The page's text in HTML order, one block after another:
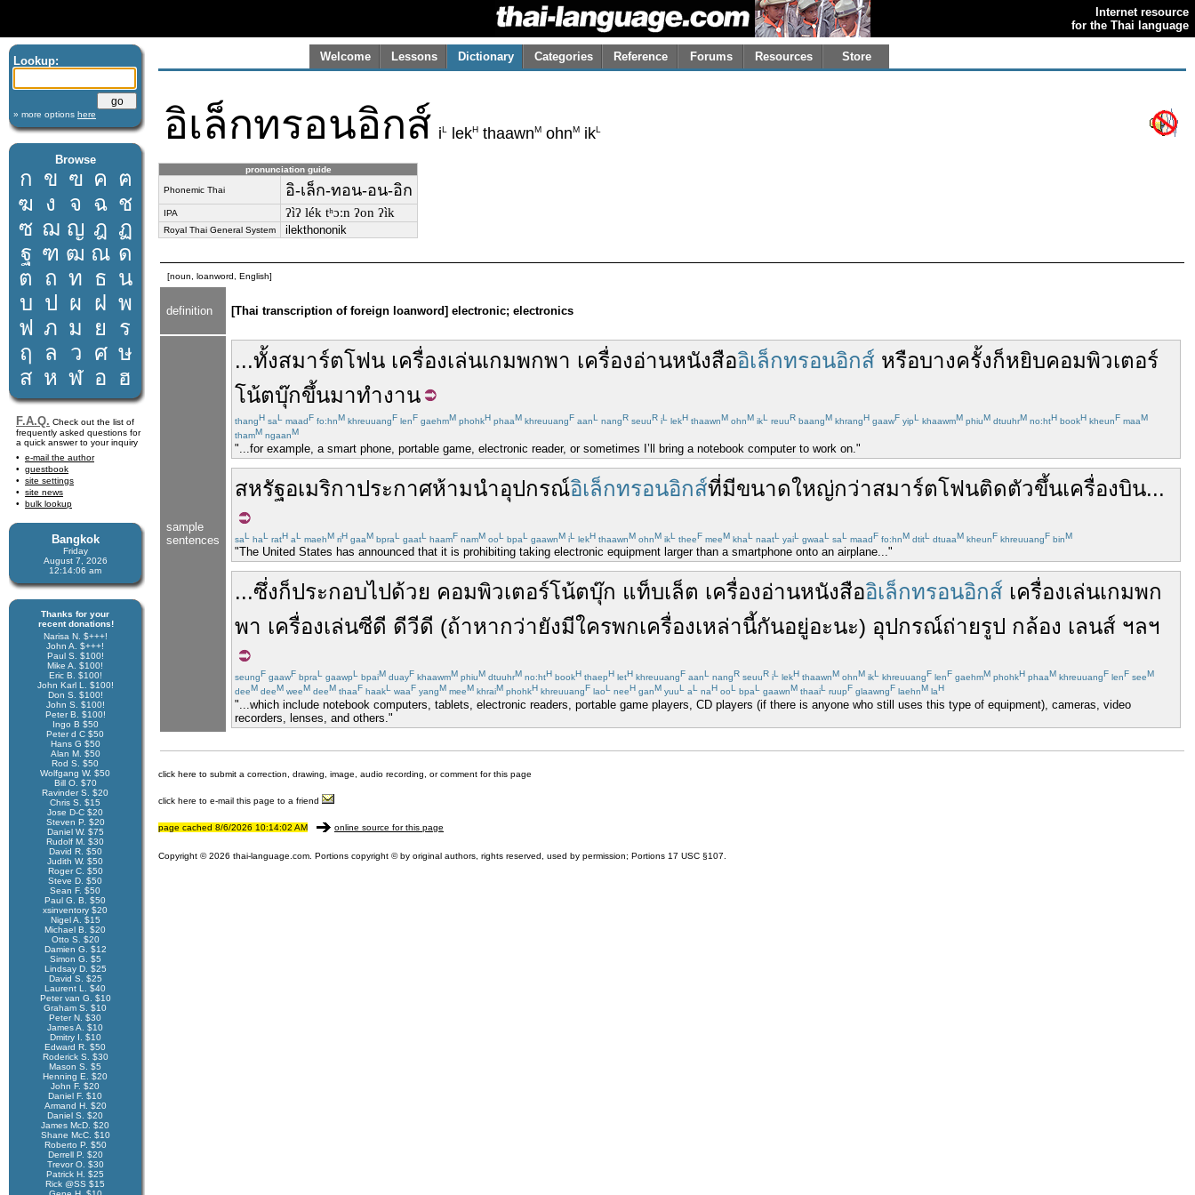
Internet resource
for the Thai language
Lookup:
» more options here
Browse
ก ข ฃ ค ฅ
ฆ ง จ ฉ ช
ซ ฌ ญ ฎ ฏ
ฐ ฑ ฒ ณ ด
ต ถ ท ธ น
บ ป ผ ฝ พ
ฟ ภ ม ย
ร
ฤ
ล ว ศ ษ
ส ห ฬ อ ฮ
F.A.Q. Check out the list of
frequently asked questions for
a quick answer to your inquiry
e-mail the author
guestbook
site settings
site news
bulk lookup
Bangkok
Friday
August 7, 2026
12:14:06 am
Thanks for your
recent donations!
Narisa N. $+++!
John A. $+++!
Paul S. $100!
Mike A. $100!
Eric B. $100!
John Karl L. $100!
Don S. $100!
John S. $100!
Peter B. $100!
Ingo B $50
Peter d C $50
Hans G $50
Alan M. $50
Rod S. $50
Wolfgang W. $50
Bill O. $70
Ravinder S. $20
Chris S. $15
Jose D-C $20
Steven P. $20
Daniel W. $75
Rudolf M. $30
David R. $50
Judith W. $50
Roger C. $50
Steve D. $50
Sean F. $50
Paul G. B. $50
xsinventory $20
Nigel A. $15
Michael B. $20
Otto S. $20
Damien G. $12
Simon G. $5
Lindsay D. $25
David S. $25
Laurent L. $40
Peter van G. $10
Graham S. $10
Peter N. $30
James A. $10
Dmitry I. $10
Edward R. $50
Roderick S. $30
Mason S. $5
Henning E. $20
John F. $20
Daniel F. $10
Armand H. $20
Daniel S. $20
James McD. $20
Shane McC. $10
Roberto P. $50
Derrell P. $20
Trevor O. $30
Patrick H. $25
Rick @SS $15
Welcome Lessons Dictionary Categories Reference Forums Resources Store
อิเล็กทรอนอิกส์ iL lekH thaawnM ohnM ikL
pronunciation guide
Phonemic Thai อิ-เล็ก-ทอน-อน-อิก
IPA ʔìʔ lék tʰɔːn ʔon ʔìk
Royal Thai General System ilekthononik
[noun, loanword, English]
definition [Thai transcription of foreign loanword] electronic; electronics
sample
sentences
...ทั้งสมาร์ตโฟน เครื่องเล่นเกมพกพา เครื่องอ่านหนังสืออิเล็กทรอนอิกส์ หรือบางครั้งก็หยิบคอมพิวเตอร์
โน้ตบุ๊กขึ้นมาทำงาน
thangH saL maadF fo:hnM khreuuangF lenF gaehmM phohkH phaaM khreuuangF aanL nangR seuuR iL lekH thaawnM ohnM ikL reuuR baangM khrangH gaawF yipL khaawmM phiuM dtuuhrM no:htH bookH kheunF maaM
thamM ngaanM
"...for example, a smart phone, portable game, electronic reader, or sometimes I’ll bring a notebook computer to work on."
สหรัฐอเมริกาประกาศห้ามนำอุปกรณ์อิเล็กทรอนอิกส์ที่มีขนาดใหญ่กว่าสมาร์ตโฟนติดตัวขึ้นเครื่องบิน...
saL haL ratH aL maehM riH gaaM bpraL gaatL haamF namM ooL bpaL gaawnM iL lekH thaawnM ohnM ikL theeF meeM khaL naatL yaiL gwaaL saL maadF fo:hnM dtitL dtuaaM kheunF khreuuangF binM
"The United States has announced that it is prohibiting taking electronic equipment larger than a smartphone onto an airplane..."
...ซึ่งก็ประกอบไปด้วย คอมพิวเตอร์โน้ตบุ๊ก แท็บเล็ต เครื่องอ่านหนังสืออิเล็กทรอนอิกส์ เครื่องเล่นเกมพก
พา เครื่องเล่นซีดี ดีวีดี (ถ้าหากว่ายังมีใครพกเครื่องเหล่านี้กันอยู่อะนะ) อุปกรณ์ถ่ายรูป กล้อง เลนส์ ฯลฯ
seungF gaawF bpraL gaawpL bpaiM duayF khaawmM phiuM dtuuhrM no:htH bookH thaepH letH khreuuangF aanL nangR seuuR iL lekH thaawnM ohnM ikL khreuuangF lenF gaehmM phohkH phaaM khreuuangF lenF seeM
deeM deeM weeM deeM thaaF haakL waaF yangM meeM khraiM phohkH khreuuangF laoL neeH ganM yuuL aL naH ooL bpaL gaawnM thaaiL ruupF glaawngF laehnM laH
"...which include notebook computers, tablets, electronic readers, portable game players, CD players (if there is anyone who still uses this type of equipment), cameras, video
recorders, lenses, and others."
click here to submit a correction, drawing, image, audio recording, or comment for this page
click here to e-mail this page to a friend
page cached 8/6/2026 10:14:02 AM online source for this page
Copyright © 2026 thai-language.com. Portions copyright © by original authors, rights reserved, used by permission; Portions 17 USC §107